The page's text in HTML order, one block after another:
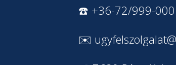
☎️ +36-72/999-000
✉️